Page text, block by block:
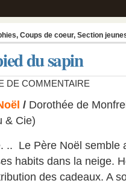
, Coups de coeur, Section
du sapin
DE COMMENTAIRE
/ Dorothée de
& Cie)
.. Le Père Noël semble
habits dans la neige.
des cadeaux. A